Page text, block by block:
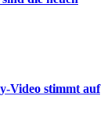
Video stimmt auf